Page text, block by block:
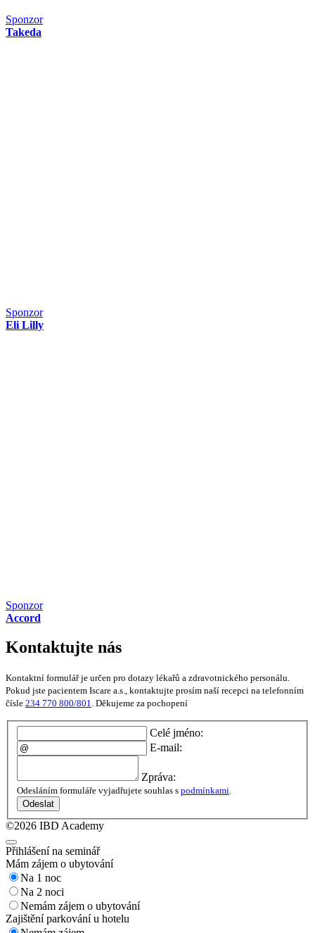
Sponzor
Takeda
Sponzor
Eli Lilly
Sponzor
Accord
Kontaktujte nás
Kontaktní formulář je určen pro dotazy lékařů a zdravotnického personálu.
Pokud jste pacientem Iscare a.s., kontaktujte prosím naší recepci na telefonním
čísle 234 770 800/801. Děkujeme za pochopení
Celé jméno:
E-mail:
Zpráva:
Odesláním formuláře vyjadřujete souhlas s podmínkami
Odeslat
©2026 IBD Academy
Přihlášení na seminář
Mám zájem o ubytování
Na 1 noc
Na 2 noci
Nemám zájem o ubytování
Zajištění parkování u hotelu